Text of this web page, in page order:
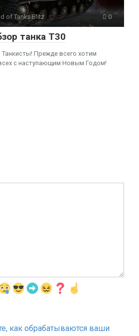
of Tanks Blitz 0
танка Т30
Прежде всего хотим
с наступающим Новым Годом!
как обрабатываются ваши